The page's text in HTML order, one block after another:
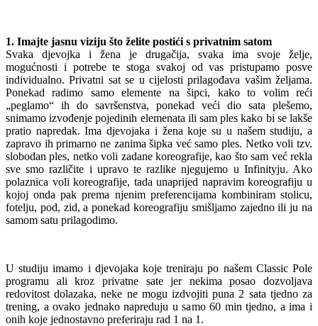
1. Imajte jasnu viziju što želite postići s privatnim satom
Svaka djevojka i žena je drugačija, svaka ima svoje želje,
mogućnosti i potrebe te stoga svakoj od vas pristupamo posve
individualno. Privatni sat se u cijelosti prilagođava vašim željama.
Ponekad radimo samo elemente na šipci, kako to volim reći
„peglamo“ ih do savršenstva, ponekad veći dio sata plešemo,
snimamo izvođenje pojedinih elemenata ili sam ples kako bi se lakše
pratio napredak. Ima djevojaka i žena koje su u našem studiju, a
zapravo ih primarno ne zanima šipka već samo ples. Netko voli tzv.
slobodan ples, netko voli zadane koreografije, kao što sam već rekla
sve smo različite i upravo te razlike njegujemo u Infinityju. Ako
polaznica voli koreografije, tada unaprijed napravim koreografiju u
kojoj onda pak prema njenim preferencijama kombiniram stolicu,
fotelju, pod, zid, a ponekad koreografiju smišljamo zajedno ili ju na
samom satu prilagodimo.
U studiju imamo i djevojaka koje treniraju po našem Classic Pole
programu ali kroz privatne sate jer nekima posao dozvoljava
redovitost dolazaka, neke ne mogu izdvojiti puna 2 sata tjedno za
trening, a ovako jednako napreduju u samo 60 min tjedno, a ima i
onih koje jednostavno preferiraju rad 1 na 1.